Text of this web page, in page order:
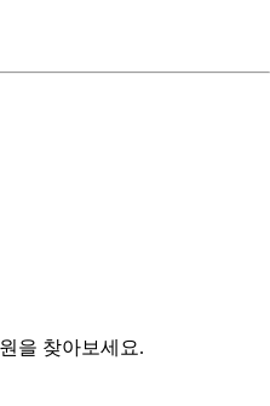
을 찾아보세요.